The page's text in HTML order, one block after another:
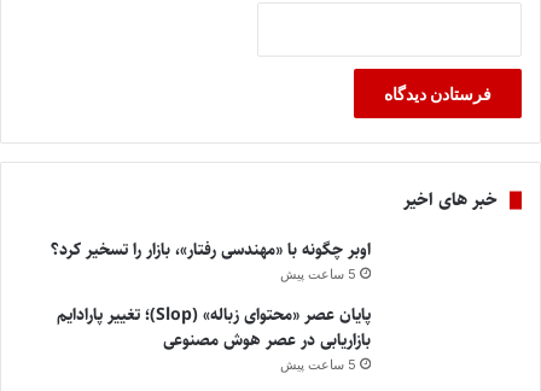
خبر های اخیر
اوبر چگونه با «مهندسی رفتار»، بازار را تسخیر کرد؟
5 ساعت پیش
پایان عصر «محتوای زباله» (Slop)؛ تغییر پارادایم
بازاریابی در عصر هوش مصنوعی
5 ساعت پیش